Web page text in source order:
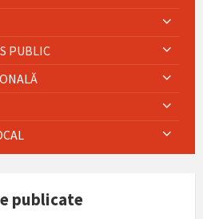
PUBLIC
publicate